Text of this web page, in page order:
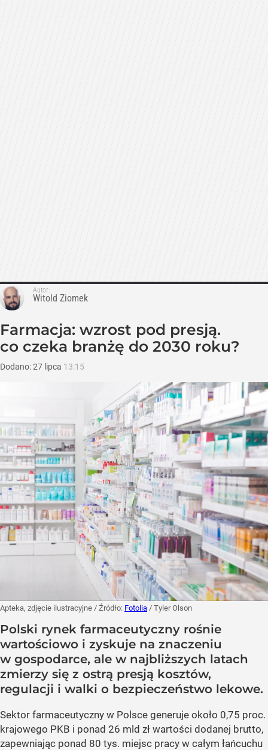
Autor:
Witold Ziomek
Farmacja: wzrost pod presją.
co czeka branżę do 2030 roku?
Dodano:27 lipca 13:15
Apteka, zdjęcie ilustracyjne / Źródło: Fotolia / Tyler Olson
Polski rynek farmaceutyczny rośnie
wartościowo i zyskuje na znaczeniu
w gospodarce, ale w najbliższych latach
zmierzy się z ostrą presją kosztów,
regulacji i walki o bezpieczeństwo lekowe.
Sektor farmaceutyczny w Polsce generuje około 0,75 proc.
krajowego PKB i ponad 26 mld zł wartości dodanej brutto,
zapewniając ponad 80 tys. miejsc pracy w całym łańcuchu